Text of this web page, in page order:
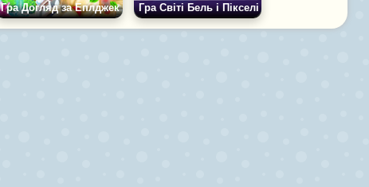
Гра Догляд за Еплджек Гра Світі Бель і Пікселі